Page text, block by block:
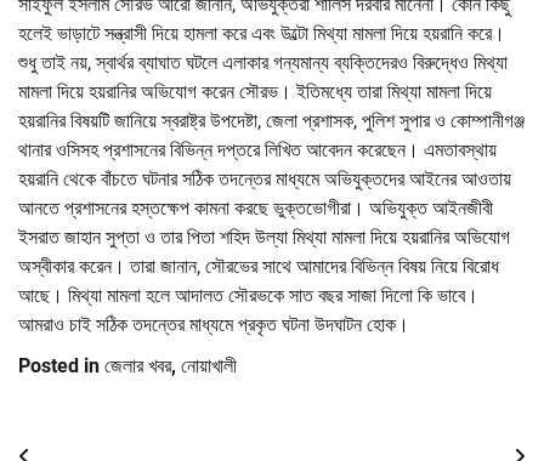
সাইফুল ইসলাম সৌরভ আরো জানান, অভিযুক্তরা শালিস দরবার মানেনা। কোন কিছু
হলেই ভাড়াটে সন্ত্রাসী দিয়ে হামলা করে এবং উল্টো মিথ্যা মামলা দিয়ে হয়রানি করে।
শুধু তাই নয়, স্বার্থর ব্যাঘাত ঘটলে এলাকার গন্যমান্য ব্যক্তিদেরও বিরুদ্ধেও মিথ্যা
মামলা দিয়ে হয়রানির অভিযোগ করেন সৌরভ। ইতিমধ্যে তারা মিথ্যা মামলা দিয়ে
হয়রানির বিষয়টি জানিয়ে স্বরাষ্ট্র উপদেষ্টা, জেলা প্রশাসক, পুলিশ সুপার ও কোম্পানীগঞ্জ
থানার ওসিসহ প্রশাসনের বিভিন্ন দপ্তরে লিখিত আবেদন করেছেন। এমতাবস্থায়
হয়রানি থেকে বাঁচতে ঘটনার সঠিক তদন্তের মাধ্যমে অভিযুক্তদের আইনের আওতায়
আনতে প্রশাসনের হস্তক্ষেপ কামনা করছে ভুক্তভোগীরা। অভিযুক্ত আইনজীবী
ইসরাত জাহান সুপ্তা ও তার পিতা শহিদ উল্যা মিথ্যা মামলা দিয়ে হয়রানির অভিযোগ
অস্বীকার করেন। তারা জানান, সৌরভের সাথে আমাদের বিভিন্ন বিষয় নিয়ে বিরোধ
আছে। মিথ্যা মামলা হলে আদালত সৌরভকে সাত বছর সাজা দিলো কি ভাবে।
আমরাও চাই সঠিক তদন্তের মাধ্যমে প্রকৃত ঘটনা উদঘাটন হোক।
Posted in জেলার খবর, নোয়াখালী